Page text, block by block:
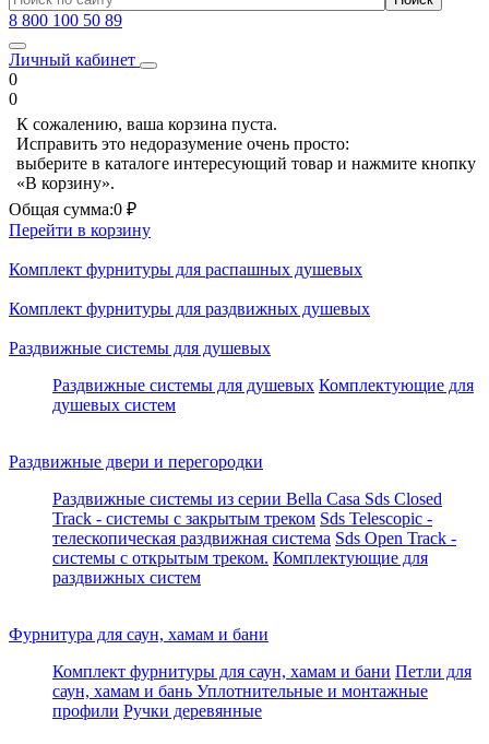
8 800 100 50 89
Личный кабинет
0
0
К сожалению, ваша корзина пуста.
Исправить это недоразумение очень просто:
выберите в каталоге интересующий товар и нажмите кнопку
«В корзину».
Общая сумма:0 ₽
Перейти в корзину
Комплект фурнитуры для распашных душевых
Комплект фурнитуры для раздвижных душевых
Раздвижные системы для душевых
Раздвижные системы для душевых Комплектующие для
душевых систем
Раздвижные двери и перегородки
Раздвижные системы из серии Bella Casa Sds Closed
Track - системы с закрытым треком Sds Telescopic -
телескопическая раздвижная система Sds Open Track -
системы с открытым треком. Комплектующие для
раздвижных систем
Фурнитура для саун, хамам и бани
Комплект фурнитуры для саун, хамам и бани Петли для
саун, хамам и бань Уплотнительные и монтажные
профили Ручки деревянные